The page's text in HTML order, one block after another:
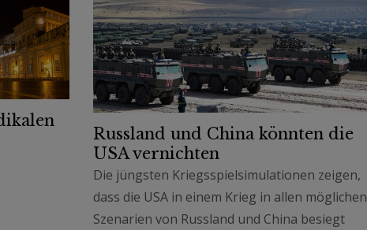
Russland und China könnten die
USA vernichten
Die jüngsten Kriegsspielsimulationen zeigen,
dass die USA in einem Krieg in allen möglichen
Szenarien von Russland und China besiegt